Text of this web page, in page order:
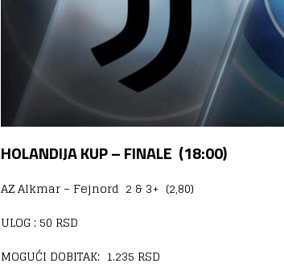
HOLANDIJA KUP – FINALE (18:00)
AZ Alkmar – Fejnord 2 & 3+ (2,80)
ULOG : 50 RSD
MOGUĆI DOBITAK: 1.235 RSD